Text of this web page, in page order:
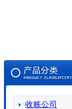
收账公司